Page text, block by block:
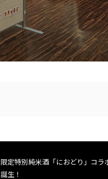
限定特別純米酒「におどり」コラ
誕生！